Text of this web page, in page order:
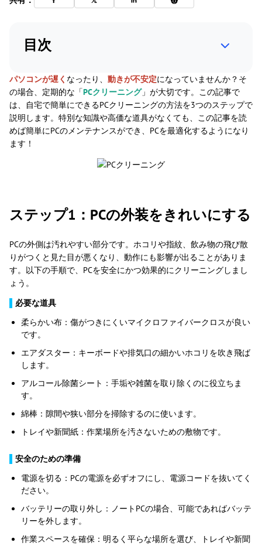
目次
パソコンが遅く なったり、 動きが不安定になっていませんか？そ
の場合、定期的な「PCクリーニング」が大切です。この記事で
は、自宅で簡単にできるPCクリーニングの方法を3つのステップで
説明します。特別な知識や高価な道具がなくても、この記事を読
めば簡単にPCのメンテナンスができ、PCを最適化するようになり
ます！
ステップ1：PCの外装をきれいにする
PCの外側は汚れやすい部分です。ホコリや指紋、飲み物の飛び散
りがつくと見た目が悪くなり、動作にも影響が出ることがありま
す。以下の手順で、PCを安全にかつ効果的にクリーニングしまし
ょう。
必要な道具
柔らかい布：傷がつきにくいマイクロファイバークロスが良い
です。
エアダスター：キーボードや排気口の細かいホコリを吹き飛ば
します。
アルコール除菌シート：手垢や雑菌を取り除くのに役立ちま
す。
綿棒：隙間や狭い部分を掃除するのに使います。
トレイや新聞紙：作業場所を汚さないための敷物です。
安全のための準備
電源を切る：PCの電源を必ずオフにし、電源コードを抜いてく
ださい。
バッテリーの取り外し：ノートPCの場合、可能であればバッテ
リーを外します。
作業スペースを確保：明るく平らな場所を選び、トレイや新聞